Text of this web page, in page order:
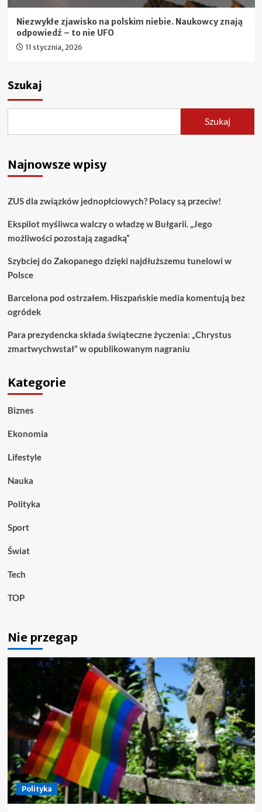
Niezwykłe zjawisko na polskim niebie. Naukowcy znają
odpowiedź – to nie UFO
11 stycznia, 2026
Szukaj
Szukaj
Najnowsze wpisy
ZUS dla związków jednopłciowych? Polacy są przeciw!
Ekspilot myśliwca walczy o władzę w Bułgarii. „Jego
możliwości pozostają zagadką”
Szybciej do Zakopanego dzięki najdłuższemu tunelowi w
Polsce
Barcelona pod ostrzałem. Hiszpańskie media komentują bez
ogródek
Para prezydencka składa świąteczne życzenia: „Chrystus
zmartwychwstał” w opublikowanym nagraniu
Kategorie
Biznes
Ekonomia
Lifestyle
Nauka
Polityka
Sport
Świat
Tech
TOP
Nie przegap
Polityka